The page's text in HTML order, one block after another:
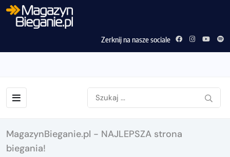
Zerknij na nasze sociale
MagazynBieganie.pl - NAJLEPSZA strona
biegania!